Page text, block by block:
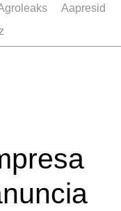
Agroleaks
aapresid